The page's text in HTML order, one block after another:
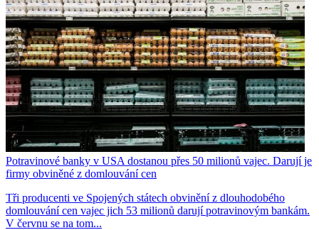
Potravinové banky v USA dostanou přes 50 milionů vajec. Darují je
firmy obviněné z domlouvání cen
Tři producenti ve Spojených státech obvinění z dlouhodobého
domlouvání cen vajec jich 53 milionů darují potravinovým bankám.
V červnu se na tom...